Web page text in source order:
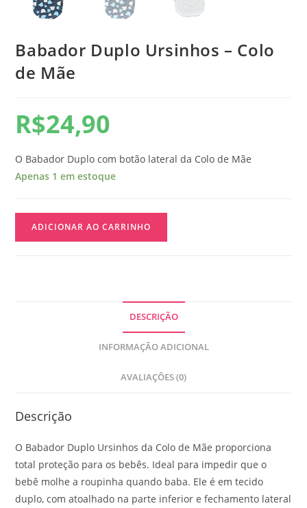
Babador Duplo Ursinhos – Colo
de Mãe
R$24,90
O Babador Duplo com botão lateral da Colo de Mãe
Apenas 1 em estoque
ADICIONAR AO CARRINHO
DESCRIÇÃO
INFORMAÇÃO ADICIONAL
AVALIAÇÕES (0)
Descrição
O Babador Duplo Ursinhos da Colo de Mãe proporciona
total proteção para os bebês. Ideal para impedir que o
bebê molhe a roupinha quando baba. Ele é em tecido
duplo, com atoalhado na parte inferior e fechamento lateral